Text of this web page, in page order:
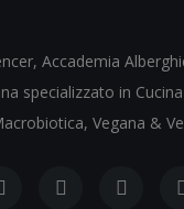
Accademia
specializzato in
Vegana &